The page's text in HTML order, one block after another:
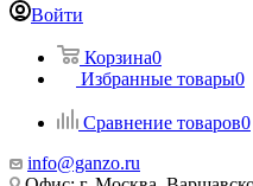
Войти
Корзина0
Избранные товары0
Сравнение товаров0
info@ganzo.ru